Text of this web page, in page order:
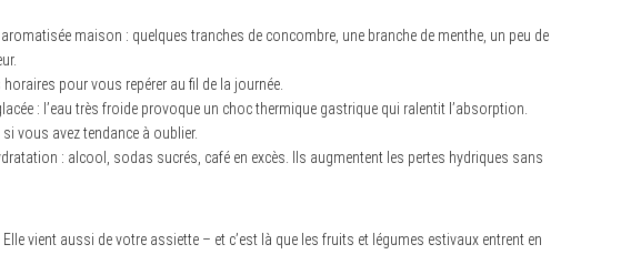
maison : quelques tranches de concombre, une branche de menthe, un peu de
pour vous repérer au fil de la journée.
: l’eau très froide provoque un choc thermique gastrique qui ralentit l’absorption.
vous avez tendance à oublier.
: alcool, sodas sucrés, café en excès. Ils augmentent les pertes hydriques sans
vient aussi de votre assiette – et c’est là que les fruits et légumes estivaux entrent en